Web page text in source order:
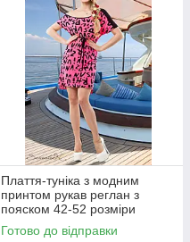
Плаття-туніка з модним
принтом рукав реглан з
пояском 42-52 розміри
Готово до відправки